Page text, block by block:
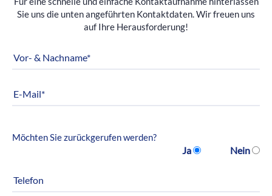
Sie uns die unten angeführten Kontaktdaten. Wir freuen uns
auf Ihre Herausforderung!
Möchten Sie zurückgerufen werden?
Ja Nein